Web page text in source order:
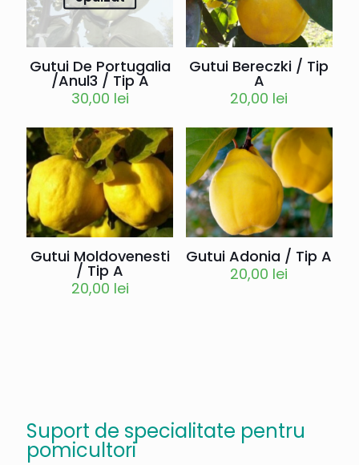
Gutui De Portugalia
/Anul3 / Tip A
30,00 lei
Gutui Bereczki / Tip
A
20,00 lei
Gutui Moldovenesti
/ Tip A
20,00 lei
Gutui Adonia / Tip A
20,00 lei
Suport de specialitate pentru
pomicultori